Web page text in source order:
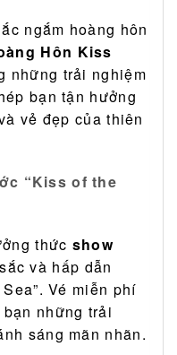
ngắm hoàng hôn
Hôn Kiss
những trải nghiệm
bạn tận hưởng
vẻ đẹp của thiên
“Kiss of the
thức show
và hấp dẫn
Vé miễn phí
những trải
sáng mãn nhãn.